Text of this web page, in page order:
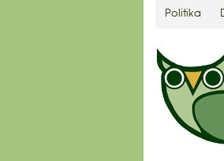
Politika